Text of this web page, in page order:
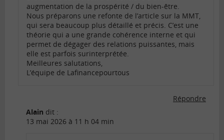
augmentation de la prospérité / du bien-être.
Nous préparons une refonte de l’article sur la MMT,
qui sera beaucoup plus détaillé et précis. C’est une
théorie qui a une grande cohérence interne et qui
permet de dégager des relations puissantes, mais
elle est parfois surinterprétée.
Meilleures salutations,
L’équipe de Lafinancepourtous
Répondre
Alain dit :
13 mai 2026 à 11 h 04 min